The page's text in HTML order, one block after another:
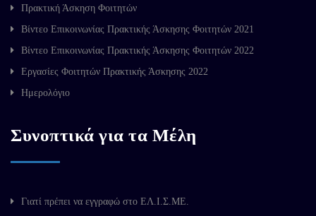
Πρακτική Άσκηση Φοιτητών
Βίντεο Επικοινωνίας Πρακτικής Άσκησης Φοιτητών 2021
Βίντεο Επικοινωνίας Πρακτικής Άσκησης Φοιτητών 2022
Εργασίες Φοιτητών Πρακτικής Άσκησης 2022
Ημερολόγιο
Συνοπτικά για τα Μέλη
Γιατί πρέπει να εγγραφώ στο ΕΛ.Ι.Σ.ΜΕ.